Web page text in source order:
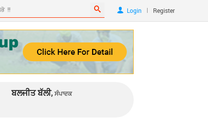
Login | Register
ਬਲਜੀਤ ਬੱਲੀ, ਸੰਪਾਦਕ